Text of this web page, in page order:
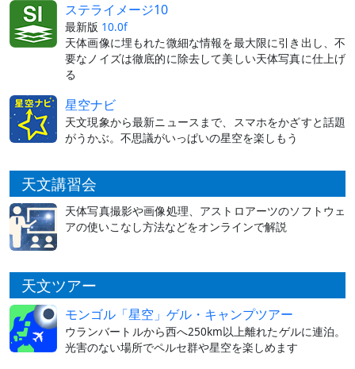
ステライメージ10
最新版 10.0f
天体画像に埋もれた微細な情報を最大限に引き出し、不
要なノイズは徹底的に除去して美しい天体写真に仕上げ
る
星空ナビ
天文現象から最新ニュースまで、スマホをかざすと話題
がうかぶ。不思議がいっぱいの星空を楽しもう
天文講習会
天体写真撮影や画像処理、アストロアーツのソフトウェ
アの使いこなし方法などをオンラインで解説
天文ツアー
モンゴル「星空」ゲル・キャンプツアー
ウランバートルから西へ250km以上離れたゲルに連泊。
光害のない場所でペルセ群や星空を楽しめます